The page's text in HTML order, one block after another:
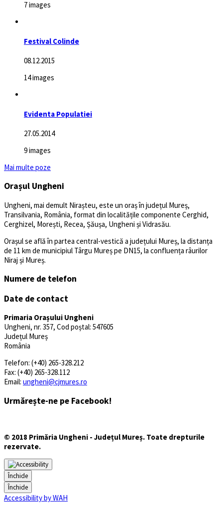
7 images
Festival Colinde
08.12.2015
14 images
Evidenta Populatiei
27.05.2014
9 images
Mai multe poze
Orașul Ungheni
Ungheni, mai demult Nirașteu, este un oraș în județul Mureș,
Transilvania, România, format din localitățile componente Cerghid,
Cerghizel, Morești, Recea, Șăușa, Ungheni și Vidrasău.
Orașul se află în partea central-vestică a județului Mureș, la distanța
de 11 km de municipiul Târgu Mureș pe DN15, la confluența râurilor
Niraj și Mureș.
Numere de telefon
Date de contact
Primaria Orașului Ungheni
Ungheni, nr. 357, Cod poștal: 547605
Județul Mureș
România
Telefon: (+40) 265-328.212
Fax: (+40) 265-328.112
Email: ungheni@cjmures.ro
Urmărește-ne pe Facebook!
© 2018 Primăria Ungheni - Județul Mureș. Toate drepturile
rezervate.
Închide
Închide
Accessibility by WAH